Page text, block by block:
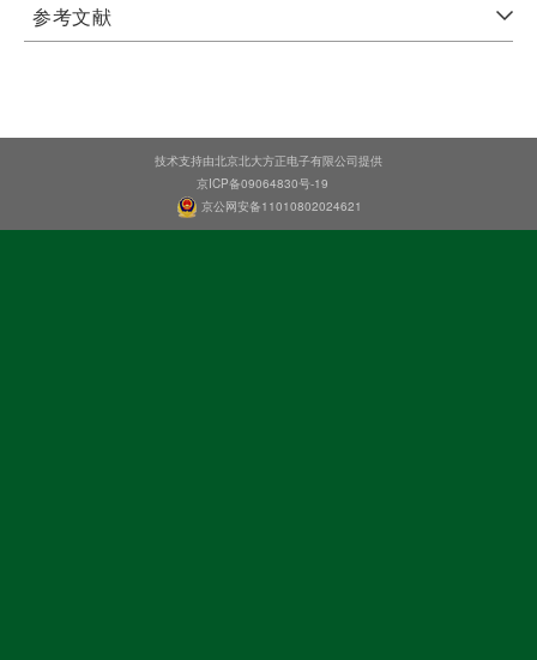
参考文献
技术支持由北京北大方正电子有限公司提供
京ICP备09064830号-19
京公网安备11010802024621